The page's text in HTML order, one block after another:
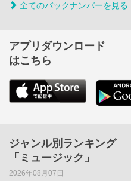
全てのバックナンバーを見る
アプリダウンロード
はこちら
ジャンル別ランキング
「ミュージック」
2026年08月07日